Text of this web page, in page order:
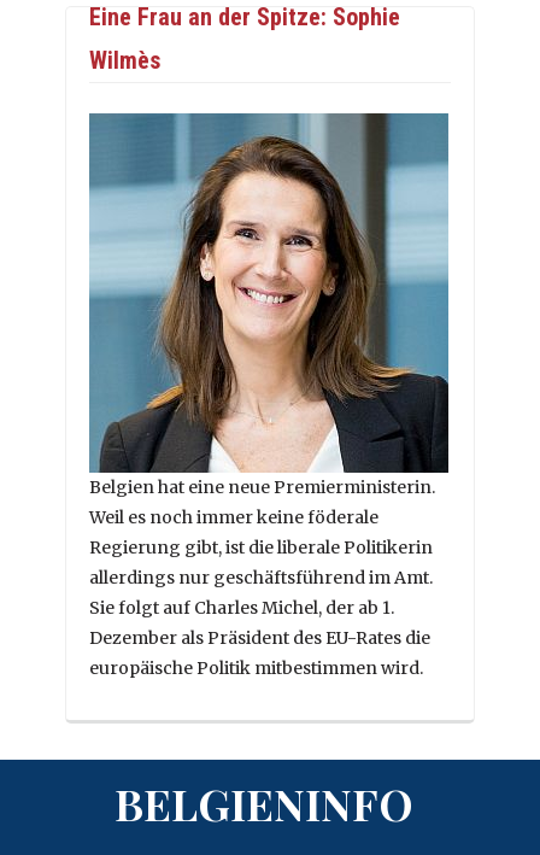
Eine Frau an der Spitze: Sophie
Wilmès
Belgien hat eine neue Premierministerin.
Weil es noch immer keine föderale
Regierung gibt, ist die liberale Politikerin
allerdings nur geschäftsführend im Amt.
Sie folgt auf Charles Michel, der ab 1.
Dezember als Präsident des EU-Rates die
europäische Politik mitbestimmen wird.
BELGIENINFO